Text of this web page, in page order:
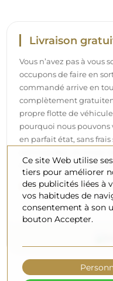
Livraison
Vous n’avez pas à vous
occupons de faire en
commandé arrive en
complètement
propre flotte de
pourquoi nous pouvons
en parfait état, sans
compter sur une
Découvrez notre
Ce site Web utilise
tiers pour améliorer
des publicités liées à
vos habitudes de
consentement à son
bouton Accepter.